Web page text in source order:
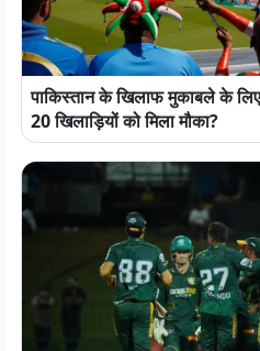
पाकिस्तान के खिलाफ मुकाबले के
20 खिलाड़ियों को मिला मौका?